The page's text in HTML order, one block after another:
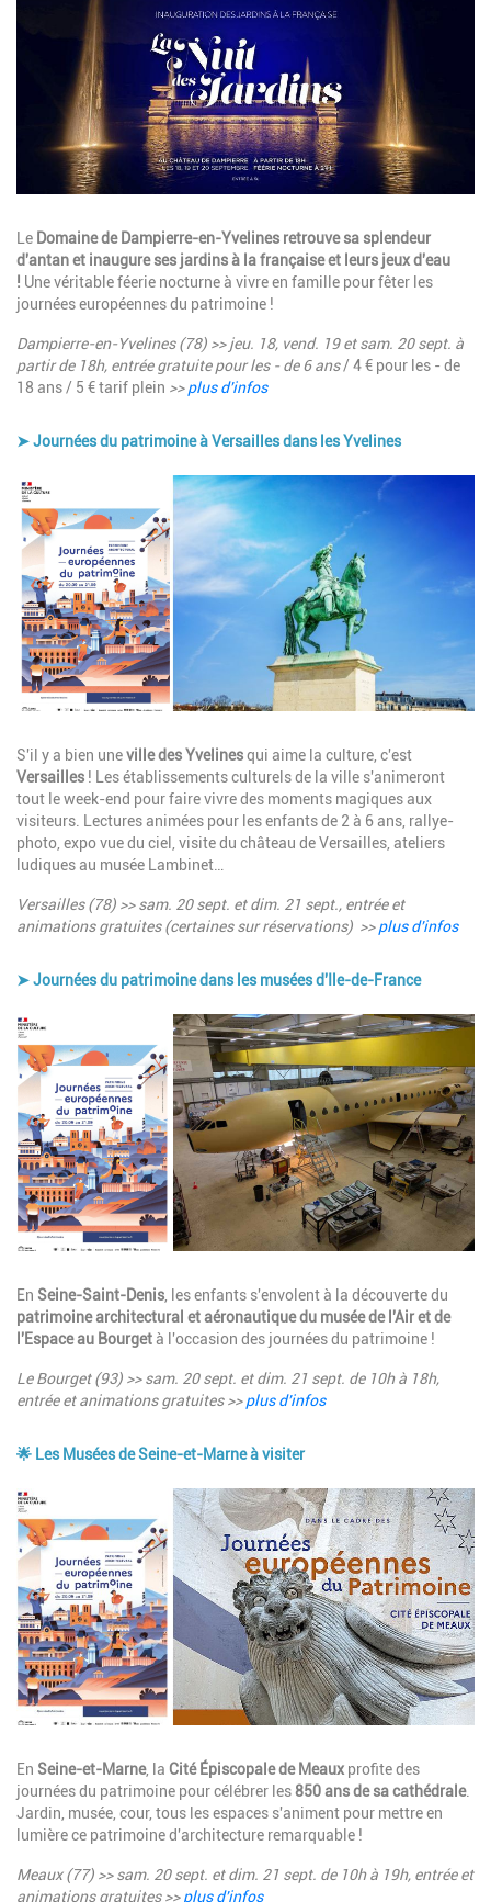
Description
Le Domaine de Dampierre-en-Yvelines retrouve sa splendeur
d'antan et inaugure ses jardins à la française et leurs jeux d'eau
! Une véritable féerie nocturne à vivre en famille pour fêter les
journées européennes du patrimoine !
Dampierre-en-Yvelines (78) >> jeu. 18, vend. 19 et sam. 20 sept. à
partir de 18h, entrée gratuite pour les - de 6 ans/ 4 € pour les - de
18 ans / 5 € tarif plein >>plus d'infos
➤ Journées du patrimoine à Versailles dans les Yvelines
Image
Description
S'il y a bien uneville des Yvelinesqui aime la culture, c'est
Versailles ! Les établissements culturels de la ville s'animeront
tout le week-end pour faire vivre des moments magiques aux
visiteurs. Lectures animées pour les enfants de 2 à 6 ans, rallye-
photo, expo vue du ciel, visite du château de Versailles, ateliers
ludiques au musée Lambinet…
Versailles (78) >> sam. 20 sept. et dim. 21 sept., entrée et
animations gratuites (certaines sur réservations) >>plus d'infos
➤ Journées du patrimoine dans les musées d'Ile-de-France
Image
Description
En Seine-Saint-Denis , les enfants s'envolent à la découverte du
patrimoine architectural et aéronautique du musée de l'Air et de
l'Espace au Bourgetà l'occasion des journées du patrimoine !
Le Bourget (93) >> sam. 20 sept. et dim. 21 sept. de 10h à 18h,
entrée et animations gratuites >>plus d'infos
🌟 Les Musées de Seine-et-Marne à visiter
Image
Description
En Seine-et-Marne, la Cité Épiscopale de Meaux profite des
journées du patrimoine pour célébrer les850 ans de sa cathédrale.
Jardin, musée, cour, tous les espaces s'animent pour mettre en
lumière ce patrimoine d'architecture remarquable !
Meaux (77) >> sam. 20 sept. et dim. 21 sept. de 10h à 19h, entrée et
animations gratuites >>plus d'infos